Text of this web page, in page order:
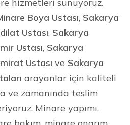
Boya Ustası, Sakarya
Ustası, Sakarya
Ustası, Sakarya
Ustası ve Sakarya
arayanlar için kaliteli
ve zamanında teslim
Minare yapımı,